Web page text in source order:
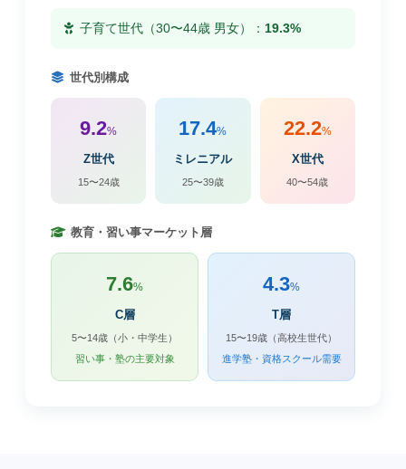
子育て世代（30〜44歳 男女）： 19.3%
世代別構成
9.2%
Z世代
15〜24歳
17.4%
ミレニアル
25〜39歳
22.2%
X世代
40〜54歳
教育・習い事マーケット層
7.6%
C層
5〜14歳（小・中学生）
習い事・塾の主要対象
4.3%
T層
15〜19歳（高校生世代）
進学塾・資格スクール需要